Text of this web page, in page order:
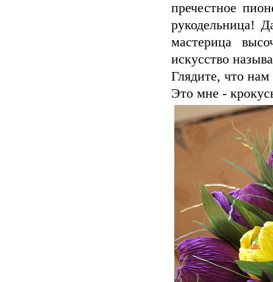
пречестное
рукодельница!
мастерица
искусство
Глядите, что
Это мне -